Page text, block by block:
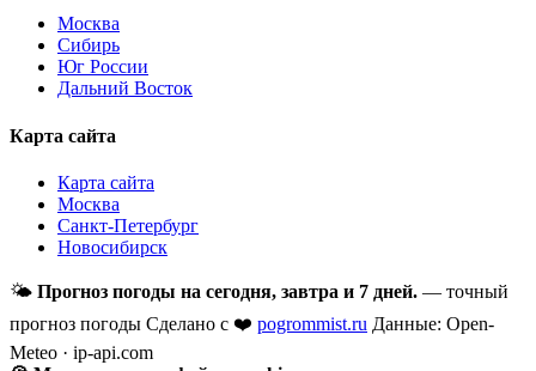
Москва
Сибирь
Юг России
Дальний Восток
Карта сайта
Карта сайта
Москва
Санкт-Петербург
Новосибирск
🌤 Прогноз погоды на сегодня, завтра и 7 дней. — точный
прогноз погоды Сделано с ❤️ pogrommist.ru Данные: Open-
Meteo · ip-api.com